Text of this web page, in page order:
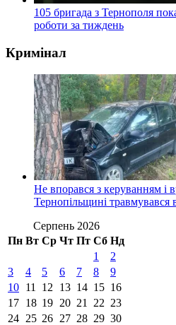
105 бригада з Тернополя
роботи за тиждень
Кримінал
Не впорався з керуванням і
Тернопільщині травмувався
Серпень 2026
Пн Вт Ср Чт Пт Сб Нд
1
2
3
4 5 6 7 8
9
10 11 12 13 14 15 16
17 18 19 20 21 22 23
24 25 26 27 28 29 30